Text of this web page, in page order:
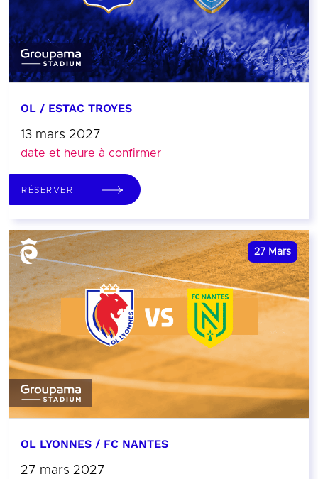
OL / ESTAC TROYES
13 mars 2027
date et heure à confirmer
RÉSERVER
27 Mars
OL LYONNES / FC NANTES
27 mars 2027